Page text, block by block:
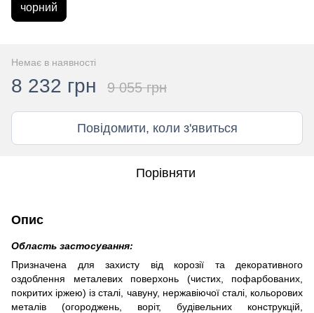
чорний
Немає в наявності
8 232 грн 9 055 грн
Повідомити, коли з'явиться
Порівняти
Опис
Область застосування:
Призначена для захисту від корозії та декоративного
оздоблення металевих поверхонь (чистих, пофарбованих,
покритих іржею) із сталі, чавуну, нержавіючої сталі, кольорових
металів (огороджень, воріт, будівельних конструкцій,